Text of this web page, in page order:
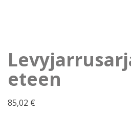
eteen
85,02 €